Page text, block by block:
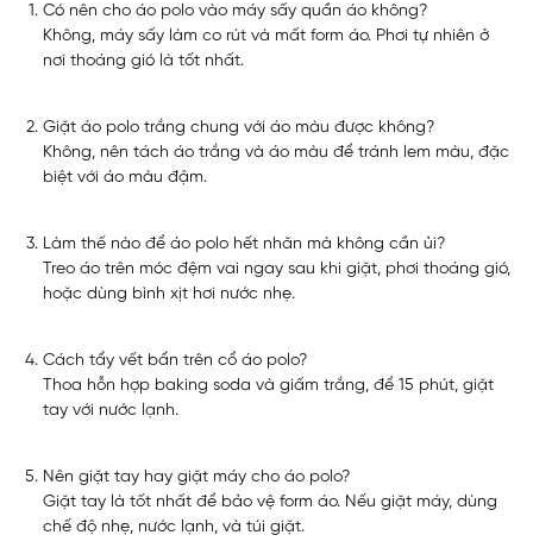
Có nên cho áo polo vào máy sấy quần áo không?
Không, máy sấy làm co rút và mất form áo. Phơi tự nhiên ở
nơi thoáng gió là tốt nhất.
Giặt áo polo trắng chung với áo màu được không?
Không, nên tách áo trắng và áo màu để tránh lem màu, đặc
biệt với áo màu đậm.
Làm thế nào để áo polo hết nhăn mà không cần ủi?
Treo áo trên móc đệm vai ngay sau khi giặt, phơi thoáng gió,
hoặc dùng bình xịt hơi nước nhẹ.
Cách tẩy vết bẩn trên cổ áo polo?
Thoa hỗn hợp baking soda và giấm trắng, để 15 phút, giặt
tay với nước lạnh.
Nên giặt tay hay giặt máy cho áo polo?
Giặt tay là tốt nhất để bảo vệ form áo. Nếu giặt máy, dùng
chế độ nhẹ, nước lạnh, và túi giặt.